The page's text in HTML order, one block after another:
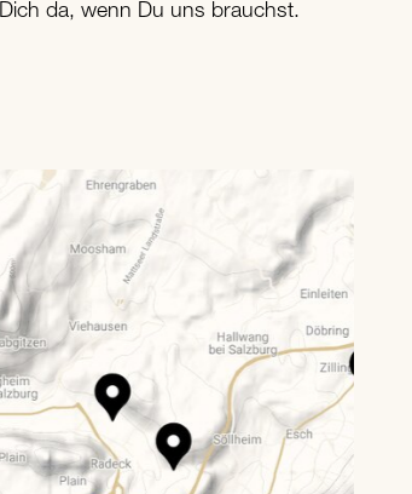
Dich da, wenn Du uns brauchst.